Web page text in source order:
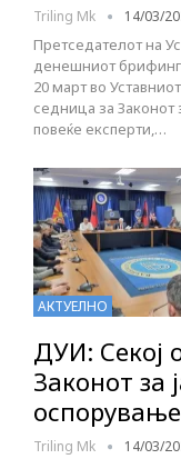
Triling Mk 14/03/
Претседателот на
денешниот
20 март во
седница за Законот
повеќе експерти,…
АКТУЕЛНО
ДУИ: Секој
Законот за
Triling Mk 14/03/